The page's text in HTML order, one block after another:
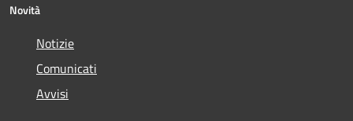
Novità
Notizie
Comunicati
Avvisi